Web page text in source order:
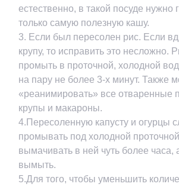
естественно, в такой посуде нужно
только самую полезную кашу.
3. Если был пересолен рис. Если
крупу, то исправить это несложно.
промыть в проточной, холодной
на пару не более 3-х минут. Также
«реанимировать» все отваренные
крупы и макароны.
4.Пересоленную капусту и огурцы
промывать под холодной
вымачивать в ней чуть более часа,
вымыть.
5.Для того, чтобы уменьшить